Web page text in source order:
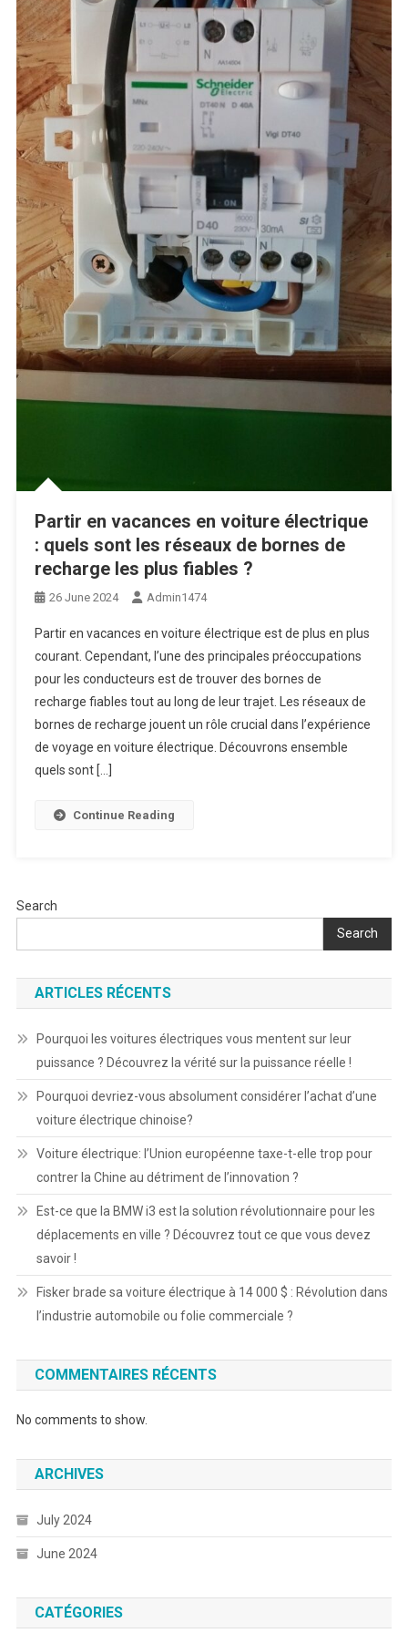
Partir en vacances en voiture électrique
: quels sont les réseaux de bornes de
recharge les plus fiables ?
26 June 2024 Admin1474
Partir en vacances en voiture électrique est de plus en plus
courant. Cependant, l’une des principales préoccupations
pour les conducteurs est de trouver des bornes de
recharge fiables tout au long de leur trajet. Les réseaux de
bornes de recharge jouent un rôle crucial dans l’expérience
de voyage en voiture électrique. Découvrons ensemble
quels sont […]
Continue Reading
Search
Search
ARTICLES RÉCENTS
Pourquoi les voitures électriques vous mentent sur leur
puissance ? Découvrez la vérité sur la puissance réelle !
Pourquoi devriez-vous absolument considérer l’achat d’une
voiture électrique chinoise?
Voiture électrique: l’Union européenne taxe-t-elle trop pour
contrer la Chine au détriment de l’innovation ?
Est-ce que la BMW i3 est la solution révolutionnaire pour les
déplacements en ville ? Découvrez tout ce que vous devez
savoir !
Fisker brade sa voiture électrique à 14 000 $ : Révolution dans
l’industrie automobile ou folie commerciale ?
COMMENTAIRES RÉCENTS
No comments to show.
ARCHIVES
July 2024
June 2024
CATÉGORIES